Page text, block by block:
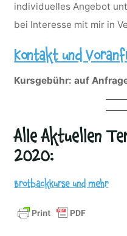
individuelles Angebot
bei Interesse mit mir in
Kontakt und
Kursgebühr: auf
Alle Aktuellen
2020:
Brotbackkurse und mehr